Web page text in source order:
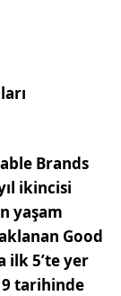
Brands
ikincisi
yaşam
Good
ilk 5’te yer
tarihinde